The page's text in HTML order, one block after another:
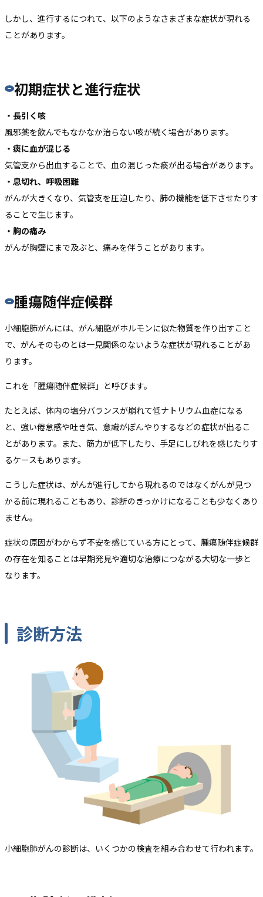
しかし、進行するにつれて、以下のようなさまざまな症状が現れる
ことがあります。
初期症状と進行症状
・長引く咳
風邪薬を飲んでもなかなか治らない咳が続く場合があります。
・痰に血が混じる
気管支から出血することで、血の混じった痰が出る場合があります。
・息切れ、呼吸困難
がんが大きくなり、気管支を圧迫したり、肺の機能を低下させたりす
ることで生じます。
・胸の痛み
がんが胸壁にまで及ぶと、痛みを伴うことがあります。
腫瘍随伴症候群
小細胞肺がんには、がん細胞がホルモンに似た物質を作り出すこと
で、がんそのものとは一見関係のないような症状が現れることがあ
ります。
これを「腫瘍随伴症候群」と呼びます。
たとえば、体内の塩分バランスが崩れて低ナトリウム血症になる
と、強い倦怠感や吐き気、意識がぼんやりするなどの症状が出るこ
とがあります。また、筋力が低下したり、手足にしびれを感じたりす
るケースもあります。
こうした症状は、がんが進行してから現れるのではなくがんが見つ
かる前に現れることもあり、診断のきっかけになることも少なくあり
ません。
症状の原因がわからず不安を感じている方にとって、腫瘍随伴症候群
の存在を知ることは早期発見や適切な治療につながる大切な一歩と
なります。
診断方法
小細胞肺がんの診断は、いくつかの検査を組み合わせて行われます。